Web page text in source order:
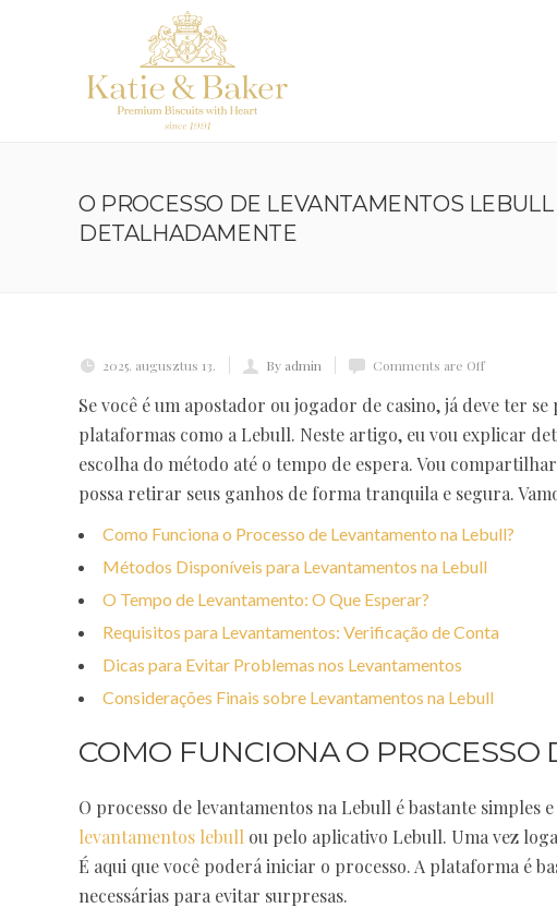
O PROCESSO DE LEVANTAMENTOS
DETALHADAMENTE
2025. augusztus 13. By admin Comments are Off
Se você é um apostador ou jogador de casino, já deve ter
plataformas como a Lebull. Neste artigo, eu vou explicar
escolha do método até o tempo de espera. Vou
possa retirar seus ganhos de forma tranquila e segura.
Como Funciona o Processo de Levantamento na Lebull?
Métodos Disponíveis para Levantamentos na Lebull
O Tempo de Levantamento: O Que Esperar?
Requisitos para Levantamentos: Verificação de Conta
Dicas para Evitar Problemas nos Levantamentos
Considerações Finais sobre Levantamentos na Lebull
COMO FUNCIONA O
O processo de levantamentos na Lebull é bastante simples
levantamentos lebull ou pelo aplicativo Lebull. Uma vez
É aqui que você poderá iniciar o processo. A plataforma é
necessárias para evitar surpresas.